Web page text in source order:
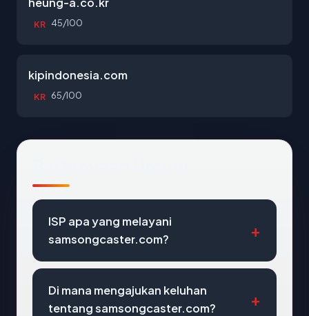
KR 45/100
kipindonesia.com
KR 65/100
ISP apa yang melayani
samsongcaster.com?
Di mana mengajukan keluhan
tentang samsongcaster.com?